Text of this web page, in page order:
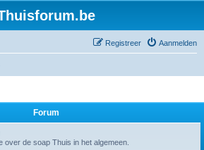
Aanmelden
Registreer
Forum
over de soap Thuis in het algemeen.